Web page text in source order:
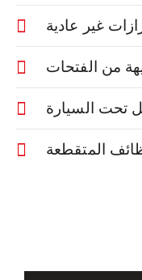
غير عادية
من الفتحات
تحت السيارة
المتقطعة